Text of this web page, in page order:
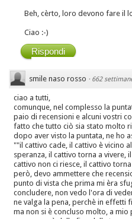
Beh, cèrto, loro devono fare il
Ciao :-)
Rispondi
smile naso rosso · 662
ciao a tutti,
comunque, nel complesso la
paio di recensioni e alcuni vostri
fatto che tutto ciò sia stato molto
dopo aver visto la puntata, ne ho
""il cattivo cade, il cattivo è vicino
speranza, il cattivo torna a vivere,
cattivo non ci riesce, il cattivo
però, devo ammettere che
punto di vista che prima mi èra
concludere, non vedo l'ora di
ne valga la pena, perchè in effetti
ma non si è concluso molto, a mio